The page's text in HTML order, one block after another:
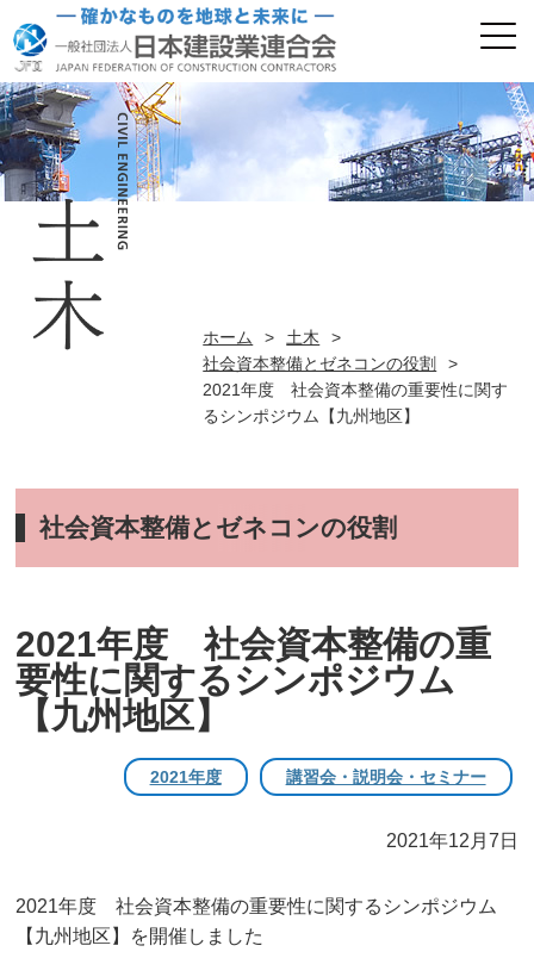
ホーム > 土木
>
社会資本整備とゼネコンの役割
>
2021年度 社会資本整備の重要性に関す
るシンポジウム【九州地区】
社会資本整備とゼネコンの役割
2021年度 社会資本整備の重
要性に関するシンポジウム
【九州地区】
2021年度 講習会・説明会・セミナー
2021年12月7日
2021年度 社会資本整備の重要性に関するシンポジウム
【九州地区】を開催しました